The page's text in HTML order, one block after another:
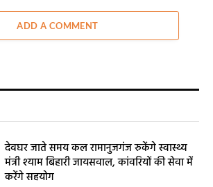
ADD A COMMENT
देवघर जाते समय कल रामानुजगंज रुकेंगे स्वास्थ्य
मंत्री श्याम बिहारी जायसवाल, कांवरियों की सेवा में
करेंगे सहयोग